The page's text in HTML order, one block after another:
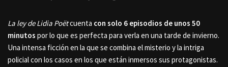
La ley de Lidia Poëtcuenta con solo 6 episodios de unos 50
minutos por lo que es perfecta para verla en una tarde de invierno.
Una intensa ficción en la que se combina el misterio y la intriga
policial con los casos en los que están inmersos sus protagonistas.